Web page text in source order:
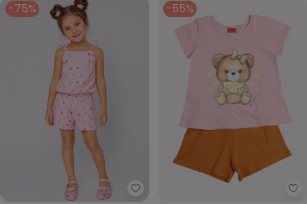
-75%
Select - Conjunto Infantil Blusa
-55%